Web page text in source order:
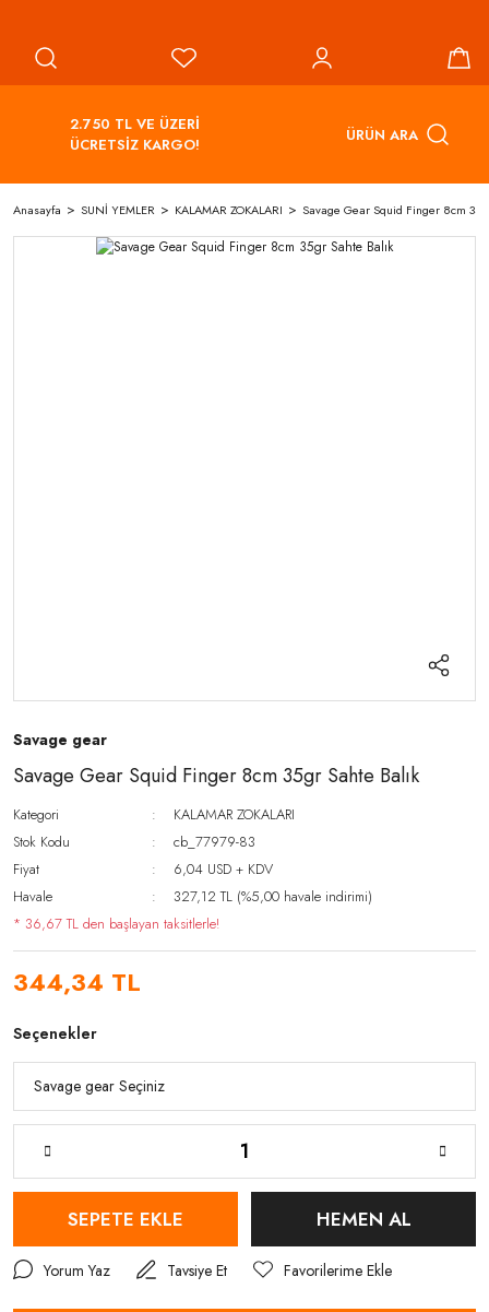
2.750 TL VE ÜZERİ
ÜCRETSİZ KARGO!
ÜRÜN ARA
Anasayfa SUNİ YEMLER KALAMAR ZOKALARI Savage Gear Squid Finger 8cm
Savage gear
Savage Gear Squid Finger 8cm 35gr Sahte Balık
Kategori
KALAMAR ZOKALARI
Stok Kodu
cb_77979-83
Fiyat
6,04 USD + KDV
Havale
327,12 TL (%5,00 havale indirimi)
* 36,67 TL den başlayan taksitlerle!
344,34 TL
Seçenekler
SEPETE EKLE HEMEN AL
Yorum Yaz Tavsiye Et